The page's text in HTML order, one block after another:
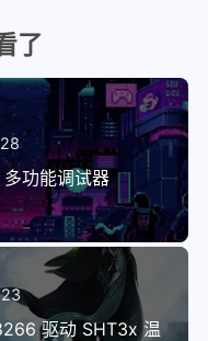
了
功能调试器
驱动 SHT3x 温